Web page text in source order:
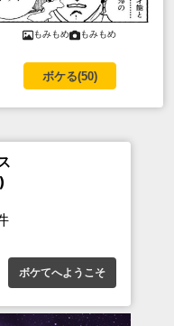
もみもめ もみもめ
ボケる(50)
ボケてへようこそ